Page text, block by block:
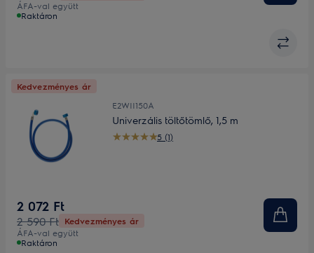
ÁFA-val együtt
Raktáron
Kedvezményes ár
E2WII150A
5 (1)
Univerzális töltőtömlő, 1,5 m
2 072 Ft
2 590 Ft Kedvezményes ár
ÁFA-val együtt
Raktáron